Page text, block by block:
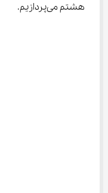
هشتم می‌پردازیم.